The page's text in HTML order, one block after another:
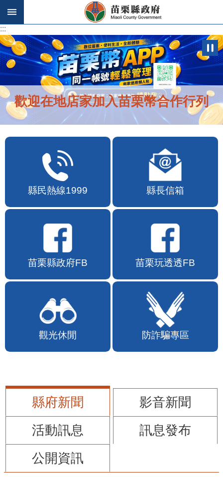
跳到主要內容區塊
:::
:::
歡迎在地店家加入苗栗幣合作行列
縣民熱線1999 縣長信箱
苗栗縣政府FB 苗栗玩透透FB
觀光休閒 防詐騙專區
縣府新聞
影音新聞
活動訊息
訊息發布
公開資訊